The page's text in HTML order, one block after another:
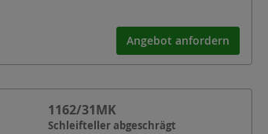
Angebot anfordern
1162/31MK
Schleifteller abgeschrägt